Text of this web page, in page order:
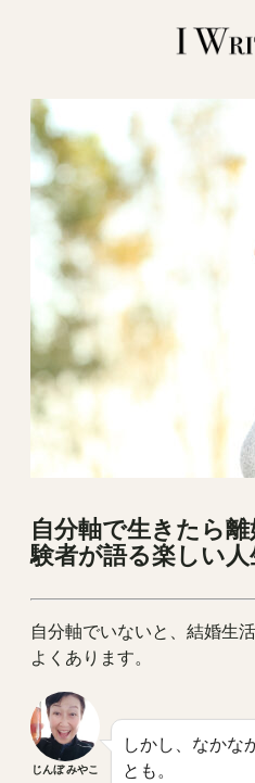
自分軸で生きたら
験者が語る楽しい
自分軸でいないと、結婚生
よくあります。
じんぼ みやこ
しかし、なかな
とも。